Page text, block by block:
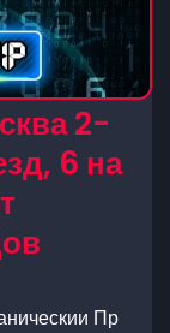
2-
6 на
Пр